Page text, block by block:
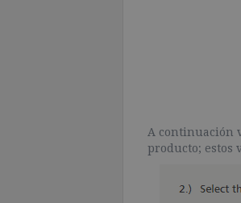
A continuación
producto; estos